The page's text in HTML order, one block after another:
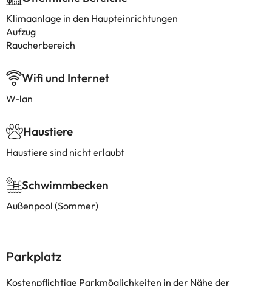
Klimaanlage in den Haupteinrichtungen
Aufzug
Raucherbereich
Wifi und Internet
W-lan
Haustiere
Haustiere sind nicht erlaubt
Schwimmbecken
Außenpool (Sommer)
Parkplatz
Kostenpflichtige Parkmöglichkeiten in der Nähe der